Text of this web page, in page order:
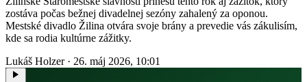
zostáva počas bežnej divadelnej sezóny zahalený za oponou.
Mestské divadlo Žilina otvára svoje brány a prevedie vás zákulisím,
kde sa rodia kultúrne zážitky.
Lukáš Holzer · 26. máj 2026, 10:01